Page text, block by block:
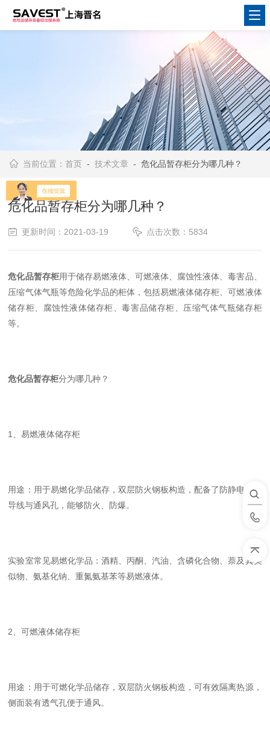
当前位置：首页 -技术文章 - 危化品暂存柜分为哪几种？
危化品暂存柜分为哪几种？
更新时间：2021-03-19 点击次数：5834
危化品暂存柜用于储存易燃液体、可燃液体、腐蚀性液体、毒害品、
压缩气体气瓶等危险化学品的柜体，包括易燃液体储存柜、可燃液体
储存柜、腐蚀性液体储存柜、毒害品储存柜、压缩气体气瓶储存柜
等。
危化品暂存柜分为哪几种？
1、易燃液体储存柜
用途：用于易燃化学品储存，双层防火钢板构造，配备了防静电接地
导线与通风孔，能够防火、防爆。
实验室常见易燃化学品：酒精、丙酮、汽油、含磷化合物、萘及其类
似物、氨基化钠、重氮氨基苯等易燃液体。
2、可燃液体储存柜
用途：用于可燃化学品储存，双层防火钢板构造，可有效隔离热源，
侧面装有透气孔便于通风。